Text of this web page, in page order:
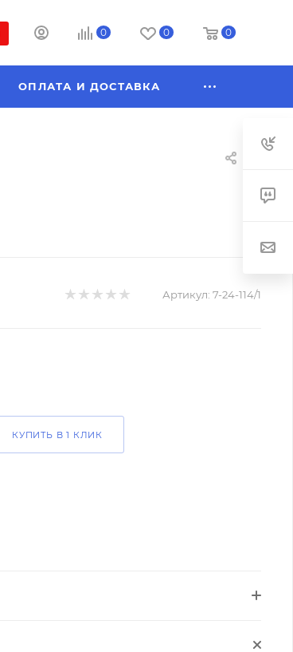
0 0 0
ОПЛАТА И ДОСТАВКА
Артикул: 7-24-114/1
КУПИТЬ В 1 КЛИК